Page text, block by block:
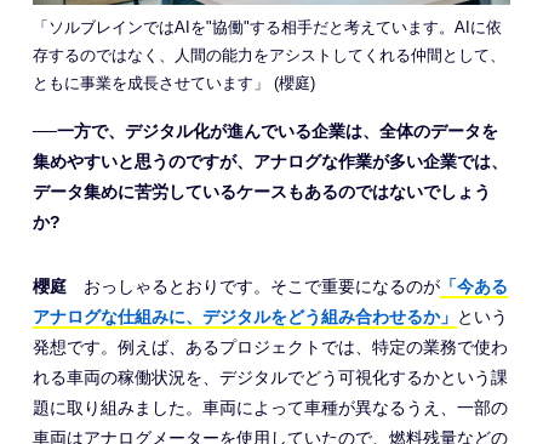
「ソルブレインではAIを"協働"する相手だと考えています。AIに依
存するのではなく、人間の能力をアシストしてくれる仲間として、
ともに事業を成長させています」 (櫻庭)
──一方で、デジタル化が進んでいる企業は、全体のデータを
集めやすいと思うのですが、アナログな作業が多い企業では、
データ集めに苦労しているケースもあるのではないでしょう
か?
櫻庭おっしゃるとおりです。そこで重要になるのが「今ある
アナログな仕組みに、デジタルをどう組み合わせるか」 という
発想です。例えば、あるプロジェクトでは、特定の業務で使わ
れる車両の稼働状況を、デジタルでどう可視化するかという課
題に取り組みました。車両によって車種が異なるうえ、一部の
車両はアナログメーターを使用していたので、燃料残量などの